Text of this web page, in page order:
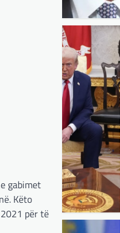
gabimet
Këto
për të